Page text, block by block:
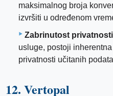
maksimalnog broja
izvršiti u određenom
Zabrinutost
usluge, postoji
privatnosti učitanih
12. Vertopal